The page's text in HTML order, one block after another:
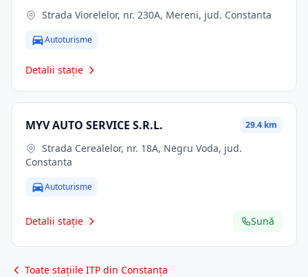
Strada Viorelelor, nr. 230A, Mereni, jud. Constanta
Autoturisme
Detalii stație
MYV AUTO SERVICE S.R.L. 29.4 km
Constanta
Autoturisme
Detalii stație Sună
Toate stațiile ITP din Constanța